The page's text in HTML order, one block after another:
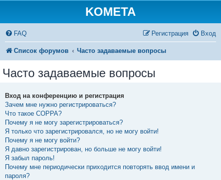
KOMETA
FAQ Вход
Регистрация
Список форумов Часто задаваемые вопросы
Часто задаваемые вопросы
Вход на конференцию и регистрация
Зачем мне нужно регистрироваться?
Что такое COPPA?
Почему я не могу зарегистрироваться?
Я только что зарегистрировался, но не могу войти!
Почему я не могу войти?
Я давно зарегистрирован, но больше не могу войти!
Я забыл пароль!
Почему мне периодически приходится повторять ввод имени и
пароля?